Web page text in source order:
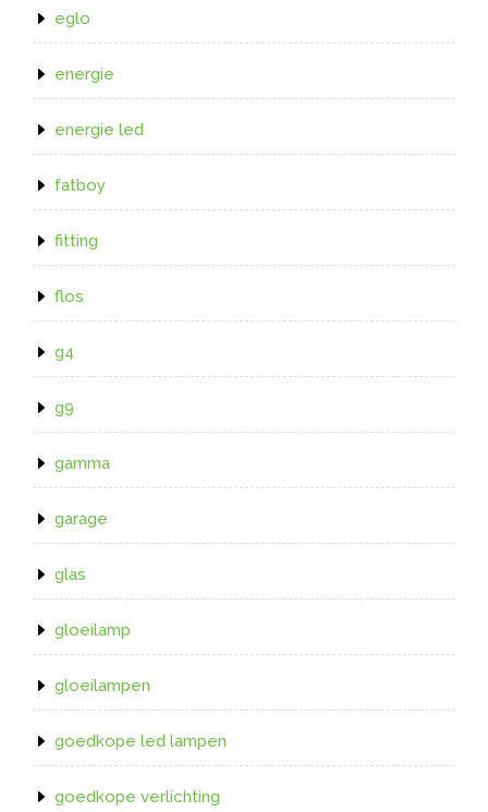
eglo
energie
energie led
fatboy
fitting
flos
g4
g9
gamma
garage
glas
gloeilamp
gloeilampen
goedkope led lampen
goedkope verlichting